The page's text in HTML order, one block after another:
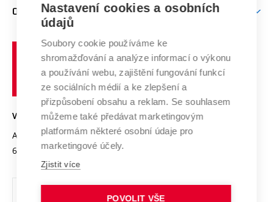
E-přihláška
Doktorské studium
Podpora podnikání
Mezinárodní vědecká rada
Systém zajišťování kvality výzkumu
Výzkumné infrastruktury
Transfer znalostí
Open Science
Projekty
Projekty ze strukturálních fondů
Specifický výzkum
Zahraniční spolupráce
Spolupráce se školami
Služby univerzity
Mezinárodní dohody
Univerzitní sítě
O UNIVERZITĚ
Profil univerzity
Udržitelná univerzita
Podnikavá univerzita / ContriBUTe
Bezpečná univerzita
Vyznamenání
Organizační struktura
Ochrana osobních údajů
učení
technické
VYSOKÉ UČENÍ TECHNICKÉ V BRNĚ
Antonínská 548/1
602 00 Brno
www.vut.cz
vut@vutbr.cz
Nastavení cookies a osobních
údajů
Soubory cookie používáme ke
shromažďování a analýze informací o výkonu
a používání webu, zajištění fungování funkcí
ze sociálních médií a ke zlepšení a
přizpůsobení obsahu a reklam. Se souhlasem
můžeme také předávat marketingovým
platformám některé osobní údaje pro
marketingové účely.
Zjistit více
POVOLIT VŠE